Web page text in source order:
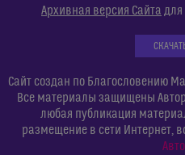
Архивная версия Сайта для
Сайт создан по Благословению
Все материалы защищены
любая публикация
размещение в сети Интернет,